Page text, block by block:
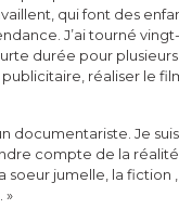
qui font des
J’ai tourné
durée pour
réaliser le
documentariste. Je
compte de la réalité
soeur jumelle, la fiction
»